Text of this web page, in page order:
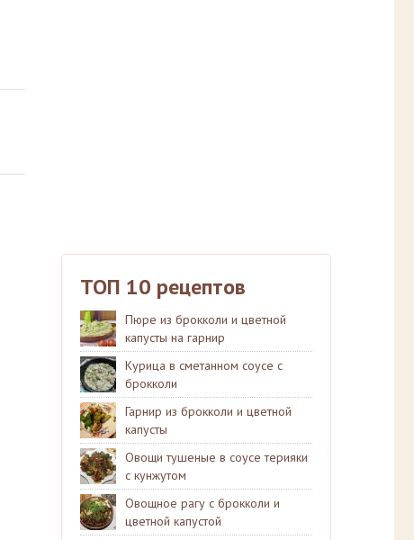
ТОП 10 рецептов
Пюре из брокколи и цветной
капусты на гарнир
Курица в сметанном соусе с
брокколи
Гарнир из брокколи и цветной
капусты
Овощи тушеные в соусе терияки
с кунжутом
Овощное рагу с брокколи и
цветной капустой